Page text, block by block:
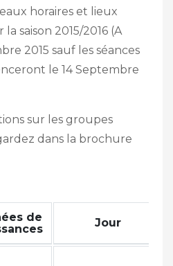
horaires et lieux
saison 2015/2016 (A
2015 sauf les séances
le 14 Septembre
sur les groupes
dans la brochure
de
Jour